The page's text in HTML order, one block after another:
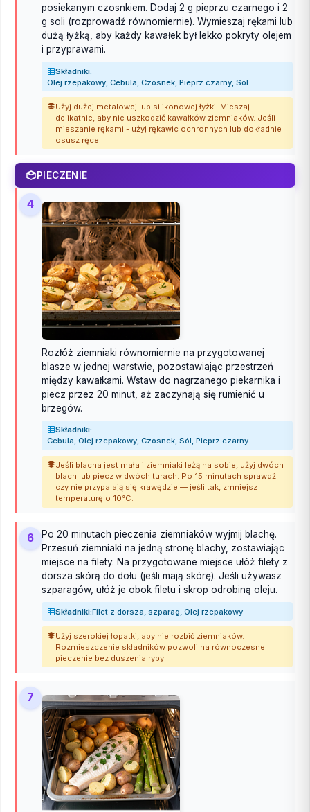
posiekanym czosnkiem. Dodaj 2 g pieprzu czarnego i 2
g soli (rozprowadź równomiernie). Wymieszaj rękami lub
dużą łyżką, aby każdy kawałek był lekko pokryty olejem
i przyprawami.
Składniki:
Olej rzepakowy, Cebula, Czosnek, Pieprz czarny, Sól
Użyj dużej metalowej lub silikonowej łyżki. Mieszaj
delikatnie, aby nie uszkodzić kawałków ziemniaków. Jeśli
mieszanie rękami - użyj rękawic ochronnych lub dokładnie
osusz ręce.
PIECZENIE
4
Rozłóż ziemniaki równomiernie na przygotowanej
blasze w jednej warstwie, pozostawiając przestrzeń
między kawałkami. Wstaw do nagrzanego piekarnika i
piecz przez 20 minut, aż zaczynają się rumienić u
brzegów.
Składniki:
Cebula, Olej rzepakowy, Czosnek, Sól, Pieprz czarny
Jeśli blacha jest mała i ziemniaki leżą na sobie, użyj dwóch
blach lub piecz w dwóch turach. Po 15 minutach sprawdź
czy nie przypalają się krawędzie — jeśli tak, zmniejsz
temperaturę o 10°C.
6
Po 20 minutach pieczenia ziemniaków wyjmij blachę.
Przesuń ziemniaki na jedną stronę blachy, zostawiając
miejsce na filety. Na przygotowane miejsce ułóż filety z
dorsza skórą do dołu (jeśli mają skórę). Jeśli używasz
szparagów, ułóż je obok filetu i skrop odrobiną oleju.
Składniki:Filet z dorsza, szparag, Olej rzepakowy
Użyj szerokiej łopatki, aby nie rozbić ziemniaków.
Rozmieszczenie składników pozwoli na równoczesne
pieczenie bez duszenia ryby.
7